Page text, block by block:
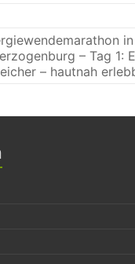
in
– Tag 1:
– hautnah